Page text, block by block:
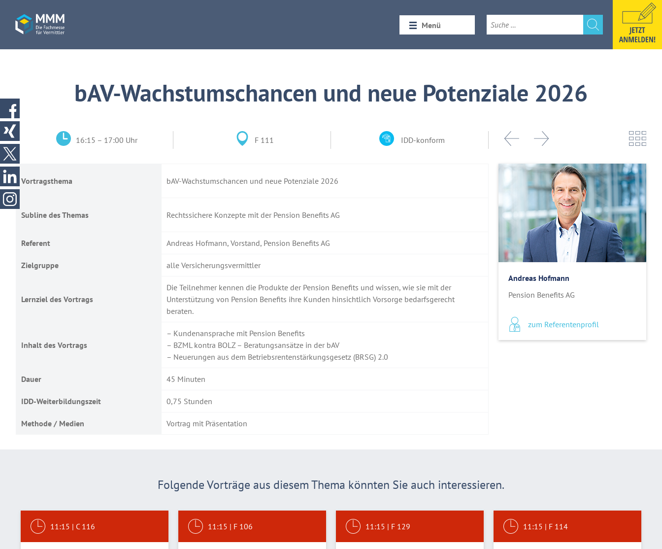
Menü
bAV-Wachstumschancen und neue Potenziale 2026
16:15 – 17:00 Uhr F 111 IDD-konform
Vortragsthema bAV-Wachstumschancen und neue Potenziale 2026
Subline des Themas Rechtssichere Konzepte mit der Pension Benefits AG
Referent Andreas Hofmann, Vorstand, Pension Benefits AG
Zielgruppe alle Versicherungsvermittler
Lernziel des Vortrags
Die Teilnehmer kennen die Produkte der Pension Benefits und wissen, wie sie mit der
Unterstützung von Pension Benefits ihre Kunden hinsichtlich Vorsorge bedarfsgerecht
beraten.
Inhalt des Vortrags
– Kundenansprache mit Pension Benefits
– BZML kontra BOLZ – Beratungsansätze in der bAV
– Neuerungen aus dem Betriebsrentenstärkungsgesetz (BRSG) 2.0
Dauer 45 Minuten
IDD-Weiterbildungszeit 0,75 Stunden
Methode / Medien Vortrag mit Präsentation
Andreas Hofmann
Pension Benefits AG
zum Referentenprofil
Folgende Vorträge aus diesem Thema könnten Sie auch interessieren.
11:15 | C 116 11:15 | F 106 11:15 | F 129 11:15 | F 114